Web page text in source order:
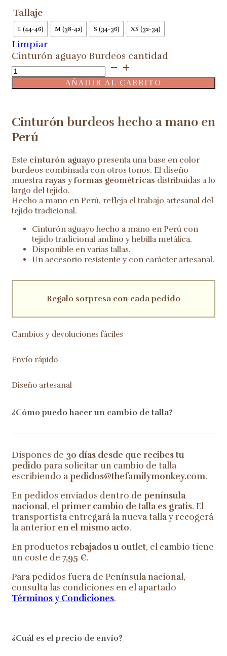
Tallaje
L (44-46) M (38-42) S (34-36) XS (32-34)
Limpiar
Cinturón aguayo Burdeos cantidad
AÑADIR AL CARRITO
Cinturón burdeos hecho a mano en
Perú
Este cinturón aguayo presenta una base en color
burdeos combinada con otros tonos. El diseño
muestrarayas y formas geométricas distribuidas a lo
largo del tejido.
Hecho a mano en Perú, refleja el trabajo artesanal del
tejido tradicional.
Cinturón aguayo hecho a mano en Perú con
tejido tradicional andino y hebilla metálica.
Disponible en varias tallas.
Un accesorio resistente y con carácter artesanal.
Regalo sorpresa con cada pedido
Cambios y devoluciones fáciles
Envío rápido
Diseño artesanal
¿Cómo puedo hacer un cambio de talla?
Dispones de 30 días desde que recibes tu
pedido para solicitar un cambio de talla
escribiendo apedidos@thefamilymonkey.com.
En pedidos enviados dentro de península
nacional, elprimer cambio de talla es gratis. El
transportista entregará la nueva talla y recogerá
la anterior en el mismo acto.
En productos rebajados u outlet, el cambio tiene
un coste de 7,95 €.
Para pedidos fuera de Península nacional,
consulta las condiciones en el apartado
Términos y Condiciones.
¿Cuál es el precio de envío?